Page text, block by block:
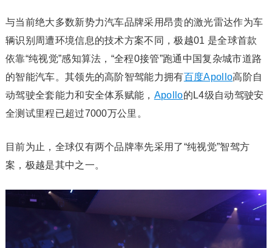
与当前绝大多数新势力汽车品牌采用昂贵的激光雷达作为车
辆识别周遭环境信息的技术方案不同，极越01 是全球首款
依靠“纯视觉”感知算法，“全程0接管”跑通中国复杂城市道路
的智能汽车。其领先的高阶智驾能力拥有百度Apollo高阶自
动驾驶全套能力和安全体系赋能， Apollo的L4级自动驾驶安
全测试里程已超过7000万公里。
目前为止，全球仅有两个品牌率先采用了“纯视觉”智驾方
案，极越是其中之一。